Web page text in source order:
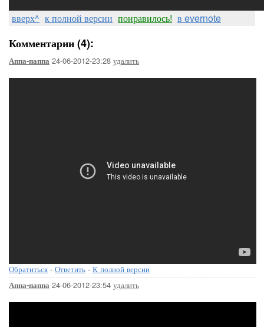
вверх^ к полной версии понравилось! в evernote
Комментарии (4):
Аппа-паппа 24-06-2012-23:28 удалить
Обратиться - Ответить - К полной версии
Аппа-паппа 24-06-2012-23:54 удалить